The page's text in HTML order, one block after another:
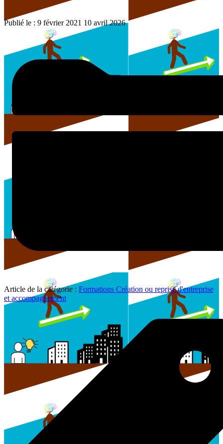
Publié le : 9 février 2021 10 avril 2026
Article de la catégorie : Formations Création ou reprise d'entreprise
et accompagnement